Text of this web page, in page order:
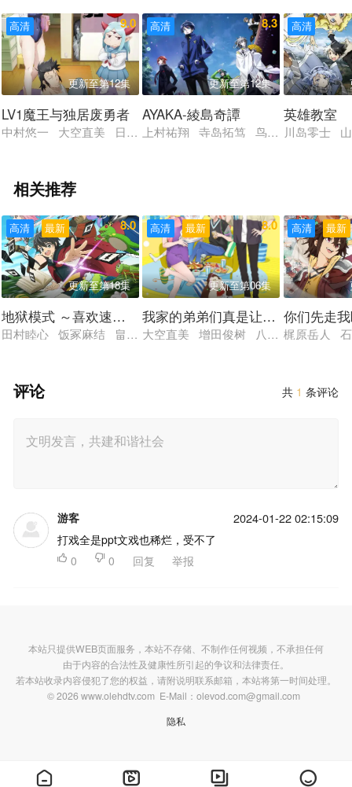
高清 9.0
更新至第12集
LV1魔王与独居废勇者
中村悠一 大空直美 日笠阳子 松冈祯丞 下野纮
高清 8.3
更新至第12集
AYAKA-綾島奇譚
上村祐翔 寺岛拓笃 鸟海浩辅 梅原裕
高清
英雄教室
川岛零士
相关推荐
最新
高清 8.0
更新至第18集
地狱模式 ～喜欢速通游戏的玩家在废设定异世界无双～
田村睦心 饭冢麻结 畠中祐 千本木彩花 石川英郎 大原沙耶
最新
高清 8.0
更新至第06集
我家的弟弟们真是让您费心了
大空直美 增田俊树 八代拓 小野贤
最新
高清
你们先走
梶原岳人
共 1 条评论
评论
游客 2024-01-22 02:15:09
打戏全是ppt文戏也稀烂，受不了
 0  0 回复 举报
本站只提供WEB页面服务，本站不存储、不制作任何视频，不承担任何
由于内容的合法性及健康性所引起的争议和法律责任。
若本站收录内容侵犯了您的权益，请附说明联系邮箱，本站将第一时间处理。
© 2026 www.olehdtv.com E-Mail：olevod.com@gmail.com
隐私
   